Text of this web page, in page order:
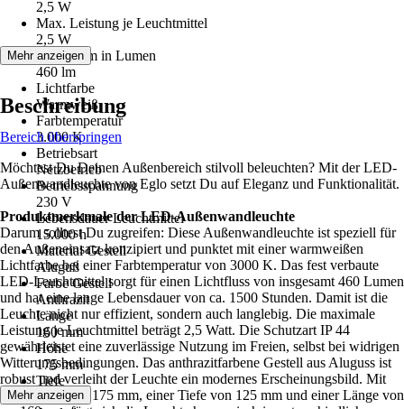
2,5 W
Max. Leistung je Leuchtmittel
2,5 W
Lichtstrom in Lumen
460 lm
Lichtfarbe
Warmweiß
Farbtemperatur
3.000 K
Betriebsart
Netzbetrieb
Betriebsspannung
230 V
Lebensdauer Leuchtmittel
15.000 h
Material Gestell
Aluguß
Farbe Gestell
Anthrazit
Länge
160 mm
Höhe
175 mm
Tiefe
125 mm
Mehr anzeigen
Beschreibung
Bereich überspringen
Möchtest Du Deinen Außenbereich stilvoll beleuchten? Mit der LED-
Außenwandleuchte von Eglo setzt Du auf Eleganz und Funktionalität.
Produktmerkmale der LED-Außenwandleuchte
Darum solltest Du zugreifen: Diese Außenwandleuchte ist speziell für
den Außeneinsatz konzipiert und punktet mit einer warmweißen
Lichtfarbe bei einer Farbtemperatur von 3000 K. Das fest verbaute
LED-Leuchtmittel sorgt für einen Lichtfluss von insgesamt 460 Lumen
und hat eine lange Lebensdauer von ca. 1500 Stunden. Damit ist die
Leuchte nicht nur effizient, sondern auch langlebig. Die maximale
Leistung je Leuchtmittel beträgt 2,5 Watt. Die Schutzart IP 44
gewährleistet eine zuverlässige Nutzung im Freien, selbst bei widrigen
Witterungsbedingungen. Das anthrazitfarbene Gestell aus Aluguss ist
robust und verleiht der Leuchte ein modernes Erscheinungsbild. Mit
einer Höhe von 175 mm, einer Tiefe von 125 mm und einer Länge von
Mehr anzeigen